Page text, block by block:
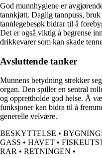
God munnhygiene er
tannkjøtt. Daglig tannpuss,
tannlegebesøk bidrar til å
Det er også viktig å begrense
drikkevarer som kan skade
Avsluttende tanker
Munnens betydning strekker
organ. Den spiller en sentral
og opprettholde god helse. Å
funksjoner kan bidra til å
generelle velvære.
BESKYTTELSE •
GASS • HAVET •
RAR • RETNINGEN •